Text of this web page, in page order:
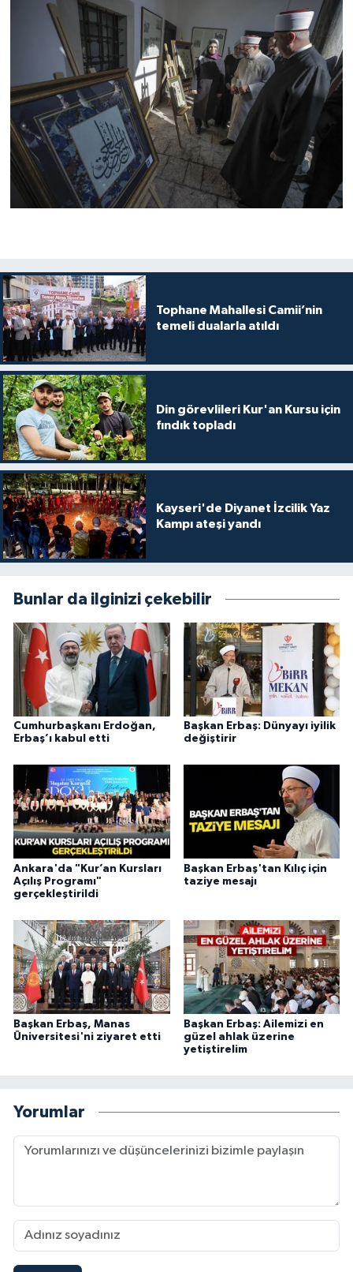
Tophane Mahallesi Camii’nin
temeli dualarla atıldı
Din görevlileri Kur'an Kursu için
fındık topladı
Kayseri'de Diyanet İzcilik Yaz
Kampı ateşi yandı
Bunlar da ilginizi çekebilir
Cumhurbaşkanı Erdoğan,
Erbaş’ı kabul etti
Başkan Erbaş: Dünyayı iyilik
değiştirir
Ankara'da "Kur’an Kursları
Açılış Programı"
gerçekleştirildi
Başkan Erbaş'tan Kılıç için
taziye mesajı
Başkan Erbaş, Manas
Üniversitesi'ni ziyaret etti
Başkan Erbaş: Ailemizi en
güzel ahlak üzerine
yetiştirelim
Yorumlar
Niğde Müftülüğü
Ordu Müftülüğü
Osmaniye Müftülüğü
Rize Müftülüğü
Sakarya Müftülüğü
Siirt Müftülüğü
Sinop Müftülüğü
Sivas Müftülüğü
Şanlıurfa Müftülüğü
Şırnak Müftülüğü
Tekirdağ Müftülüğü
Tokat Müftülüğü
Trabzon Müftülüğü
Tunceli Müftülüğü
Uşak Müftülüğü
Van Müftülüğü
Yalova Müftülüğü
Yozgat Müftülüğü
Zonguldak Müftülüğü